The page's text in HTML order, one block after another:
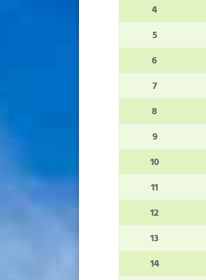
4
5
6
7
8
9
10
11
12
13
14